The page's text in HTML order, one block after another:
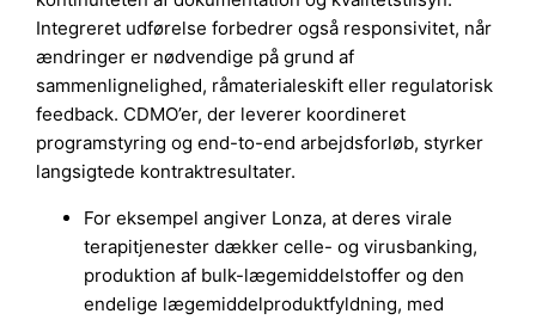
Integreret udførelse forbedrer også responsivitet, når
ændringer er nødvendige på grund af
sammenlignelighed, råmaterialeskift eller regulatorisk
feedback. CDMO’er, der leverer koordineret
programstyring og end-to-end arbejdsforløb, styrker
langsigtede kontraktresultater.
For eksempel angiver Lonza, at deres virale
terapitjenester dækker celle- og virusbanking,
produktion af bulk-lægemiddelstoffer og den
endelige lægemiddelproduktfyldning, med